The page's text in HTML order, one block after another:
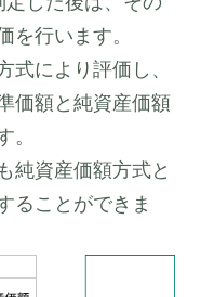
を行います。
式により評価し、
価額と純資産価額
。
純資産価額方式と
ることができま